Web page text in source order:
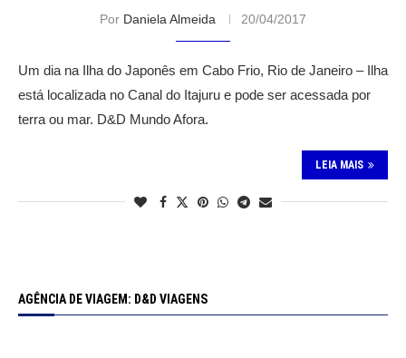
Por Daniela Almeida 20/04/2017
Um dia na Ilha do Japonês em Cabo Frio, Rio de Janeiro – Ilha
está localizada no Canal do Itajuru e pode ser acessada por
terra ou mar. D&D Mundo Afora.
LEIA MAIS
AGÊNCIA DE VIAGEM: D&D VIAGENS